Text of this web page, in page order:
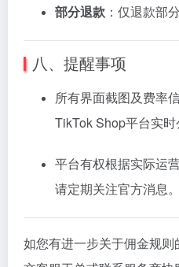
部分退款 ： 仅退款部分
八、 提醒事项
所有界面截图及费率
TikTokShop平台实时
平台有权根据实际运
请定期关注官方消息。
如您有进一步关于佣金规则